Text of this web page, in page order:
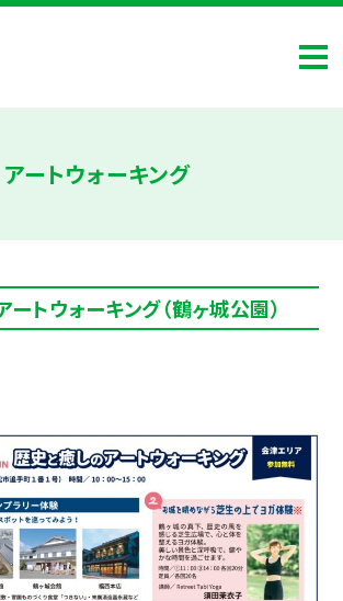
アートウォーキング
トウォーキング（鶴ヶ城公園）